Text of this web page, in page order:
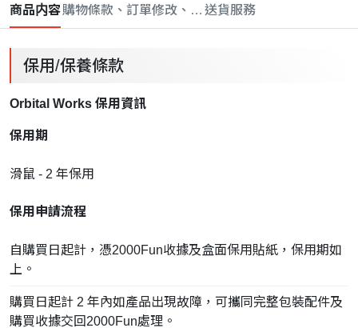
商品内容購物條款、訂單修改、取消與退款政策
送貨服務
保用/保養條款
Orbital Works 保用資訊
保用期
滑鼠 - 2 年保用
保用申請流程
自購買日起計，憑2000Fun收據及盒面保用貼紙，保用期如
上。
購買日起計 2 年內如產品出現故障，可攜同完整包裝配件及
購買收據交回2000Fun處理。